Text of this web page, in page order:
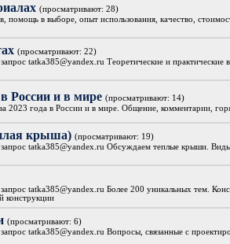
(просматривают: 28)
помощь в выборе, опыт использования, качество,
(просматривают: 22)
tatka385@yandex.ru Теоретические и практические
России и в мире (просматривают: 14)
2023 года в России и в мире. Общение, комментарии,
крыша) (просматривают: 19)
запрос tatka385@yandex.ru Обсуждаем теплые крыши.
tatka385@yandex.ru Более 200 уникальных тем.
конструкции
(просматривают: 6)
tatka385@yandex.ru Вопросы, связанные с